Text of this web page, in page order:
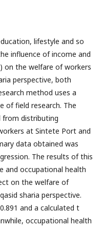
lifestyle and so
influence of income and
on the welfare of workers
perspective, both
method uses a
of field research. The
from distributing
at Sintete Port and
data obtained was
The results of this
and occupational health
on the welfare of
sharia perspective.
and a calculated t
occupational health